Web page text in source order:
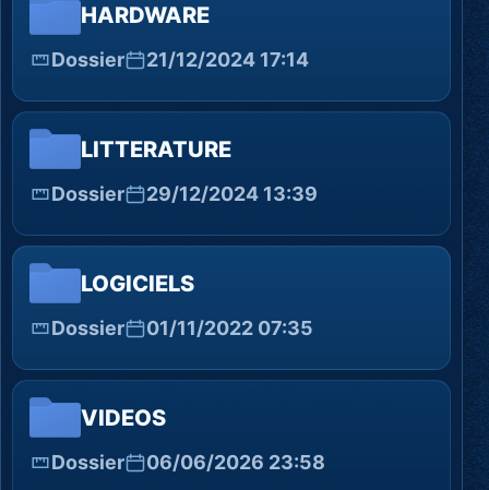
HARDWARE
Dossier 21/12/2024 17:14
LITTERATURE
Dossier 29/12/2024 13:39
LOGICIELS
Dossier 01/11/2022 07:35
VIDEOS
Dossier 06/06/2026 23:58